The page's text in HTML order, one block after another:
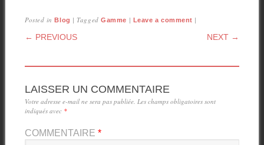
Posted inBlog |TaggedGamme | Leave a comment |
POST NAVIGATION
← PREVIOUS NEXT →
LAISSER UN COMMENTAIRE
Votre adresse e-mail ne sera pas publiée. Les champs obligatoires sont
indiqués avec *
COMMENTAIRE *